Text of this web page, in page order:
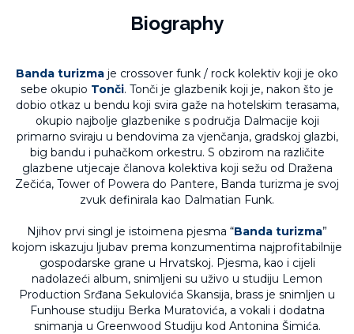
Biography
Banda turizma je crossover funk / rock kolektiv koji je oko
sebe okupio Tonči. Tonči je glazbenik koji je, nakon što je
dobio otkaz u bendu koji svira gaže na hotelskim terasama,
okupio najbolje glazbenike s područja Dalmacije koji
primarno sviraju u bendovima za vjenčanja, gradskoj glazbi,
big bandu i puhačkom orkestru. S obzirom na različite
glazbene utjecaje članova kolektiva koji sežu od Dražena
Zečića, Tower of Powera do Pantere, Banda turizma je svoj
zvuk definirala kao Dalmatian Funk.
Njihov prvi singl je istoimena pjesma “Banda turizma”
kojom iskazuju ljubav prema konzumentima najprofitabilnije
gospodarske grane u Hrvatskoj. Pjesma, kao i cijeli
nadolazeći album, snimljeni su uživo u studiju Lemon
Production Srđana Sekulovića Skansija, brass je snimljen u
Funhouse studiju Berka Muratovića, a vokali i dodatna
snimanja u Greenwood Studiju kod Antonina Šimića.